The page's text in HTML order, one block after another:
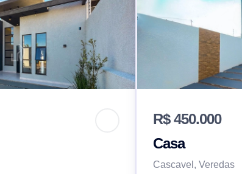
R$ 450.000
Casa
Cascavel, Veredas